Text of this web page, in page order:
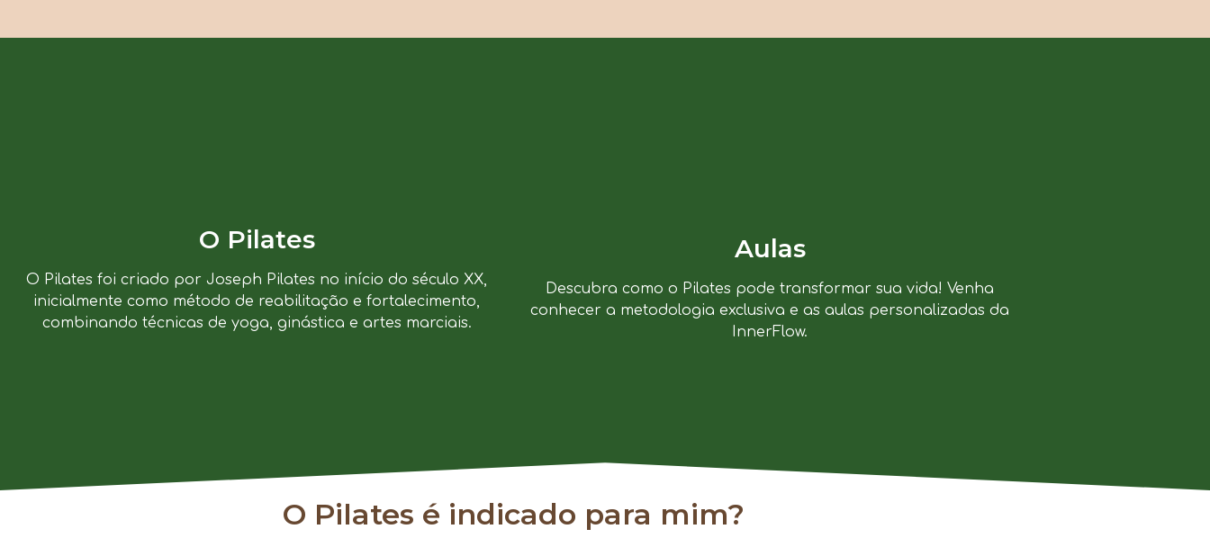
O Pilates
O Pilates foi criado por Joseph Pilates no início do século XX,
inicialmente como método de reabilitação e fortalecimento,
combinando técnicas de yoga, ginástica e artes marciais.
Aulas
Descubra como o Pilates pode transformar sua vida! Venha
conhecer a metodologia exclusiva e as aulas personalizadas da
InnerFlow.
O Pilates é indicado para mim?